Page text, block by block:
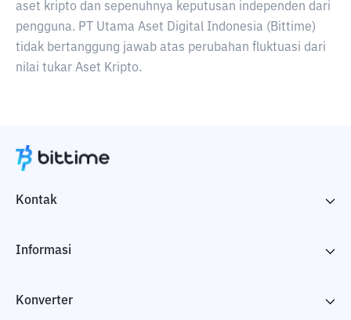
aset kripto dan sepenuhnya keputusan independen dari
pengguna. PT Utama Aset Digital Indonesia (Bittime)
tidak bertanggung jawab atas perubahan fluktuasi dari
nilai tukar Aset Kripto.
Kontak
Informasi
Konverter